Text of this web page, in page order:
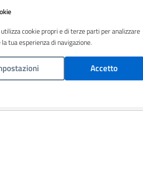
cookie propri e di terze parti per analizzare
tua esperienza di navigazione.
Accetto